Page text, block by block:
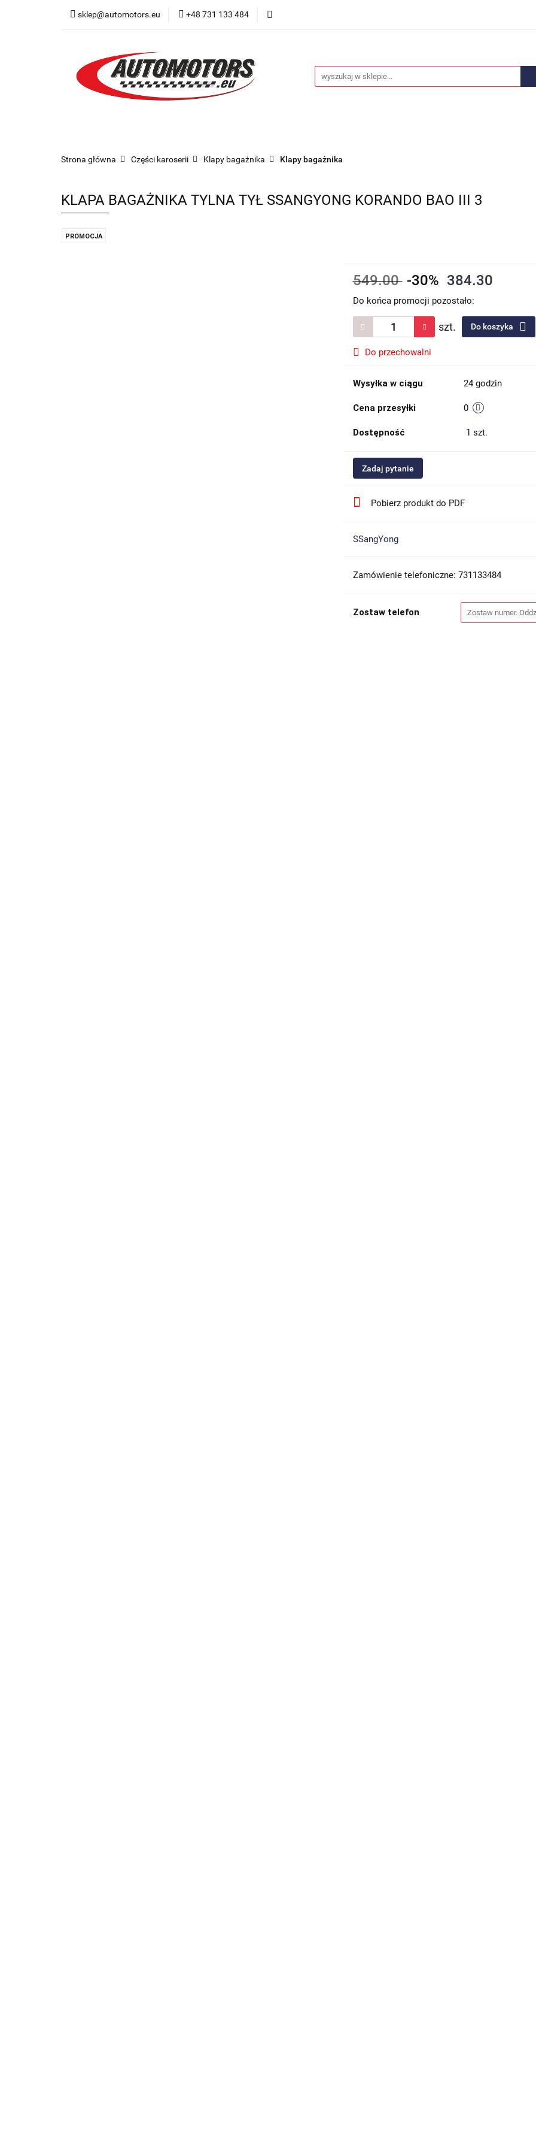
sklep@automotors.eu +48 731 133 484
Części samochodowe
Car audio Nowości
Strona główna Części karoserii Klapy bagażnika Klapy bagażnika
KLAPA BAGAŻNIKA TYLNA TYŁ SSANGYONG KORANDO BAO III 3
PROMOCJA
549.00 -30% 384.30
Do końca promocji pozostało:
szt. Do koszyka
Do przechowalni
Wysyłka w ciągu 24 godzin
Cena przesyłki 0
Dostępność 1 szt.
Zadaj pytanie
Pobierz produkt do PDF
SSangYong
Zamówienie telefoniczne: 731133484
Zostaw telefon